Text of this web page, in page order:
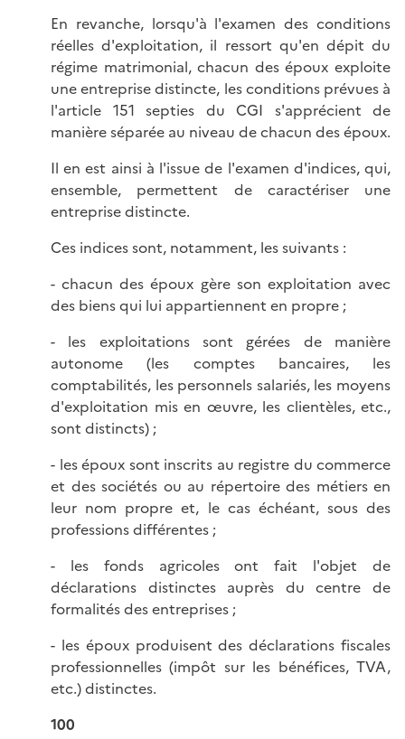
En revanche, lorsqu'à l'examen des conditions
réelles d'exploitation, il ressort qu'en dépit du
régime matrimonial, chacun des époux exploite
une entreprise distincte, les conditions prévues à
l'article 151 septies du CGI s'apprécient de
manière séparée au niveau de chacun des époux.
Il en est ainsi à l'issue de l'examen d'indices, qui,
ensemble, permettent de caractériser une
entreprise distincte.
Ces indices sont, notamment, les suivants :
- chacun des époux gère son exploitation avec
des biens qui lui appartiennent en propre ;
- les exploitations sont gérées de manière
autonome (les comptes bancaires, les
comptabilités, les personnels salariés, les moyens
d'exploitation mis en œuvre, les clientèles, etc.,
sont distincts) ;
- les époux sont inscrits au registre du commerce
et des sociétés ou au répertoire des métiers en
leur nom propre et, le cas échéant, sous des
professions différentes ;
- les fonds agricoles ont fait l'objet de
déclarations distinctes auprès du centre de
formalités des entreprises ;
- les époux produisent des déclarations fiscales
professionnelles (impôt sur les bénéfices, TVA,
etc.) distinctes.
100